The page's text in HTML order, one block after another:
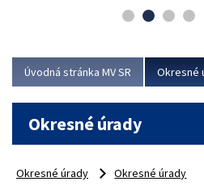
asociácie poisťovní (SLASPO) a
Viac
Úvodná stránka MV SR Okresné
Okresné úrady
Okresné úrady
Okresné úrady